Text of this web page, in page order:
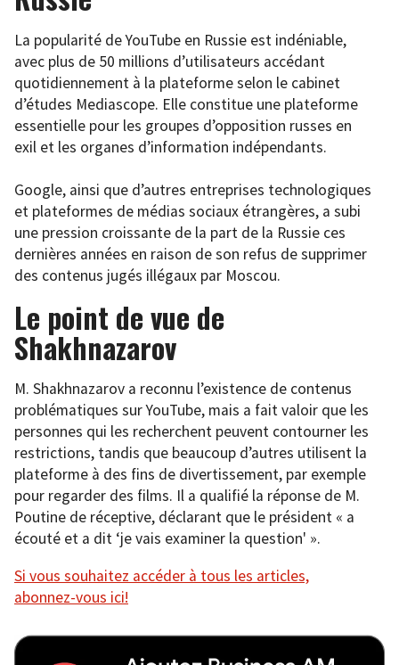
La popularité de YouTube en Russie est indéniable,
avec plus de 50 millions d’utilisateurs accédant
quotidiennement à la plateforme selon le cabinet
d’études Mediascope. Elle constitue une plateforme
essentielle pour les groupes d’opposition russes en
exil et les organes d’information indépendants.
Google, ainsi que d’autres entreprises technologiques
et plateformes de médias sociaux étrangères, a subi
une pression croissante de la part de la Russie ces
dernières années en raison de son refus de supprimer
des contenus jugés illégaux par Moscou.
Le point de vue de
Shakhnazarov
M. Shakhnazarov a reconnu l’existence de contenus
problématiques sur YouTube, mais a fait valoir que les
personnes qui les recherchent peuvent contourner les
restrictions, tandis que beaucoup d’autres utilisent la
plateforme à des fins de divertissement, par exemple
pour regarder des films. Il a qualifié la réponse de M.
Poutine de réceptive, déclarant que le président « a
écouté et a dit ‘je vais examiner la question' ».
Si vous souhaitez accéder à tous les articles,
abonnez-vous ici!